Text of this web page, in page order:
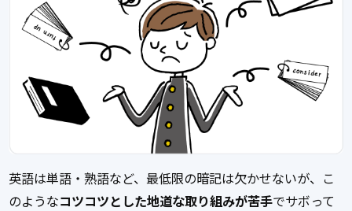
英語は単語・熟語など、最低限の暗記は欠かせないが、こ
のようなコツコツとした地道な取り組みが苦手でサボって